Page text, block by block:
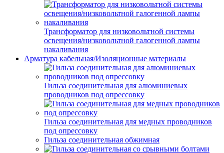
Трансформатор для низковольтной системы
освещения/низковольтной галогенной лампы
накаливания
Арматура кабельная/Изоляционные материалы
Гильза соединительная для алюминиевых
проводников под опрессовку
Гильза соединительная для медных проводников
под опрессовку
Гильза соединительная обжимная